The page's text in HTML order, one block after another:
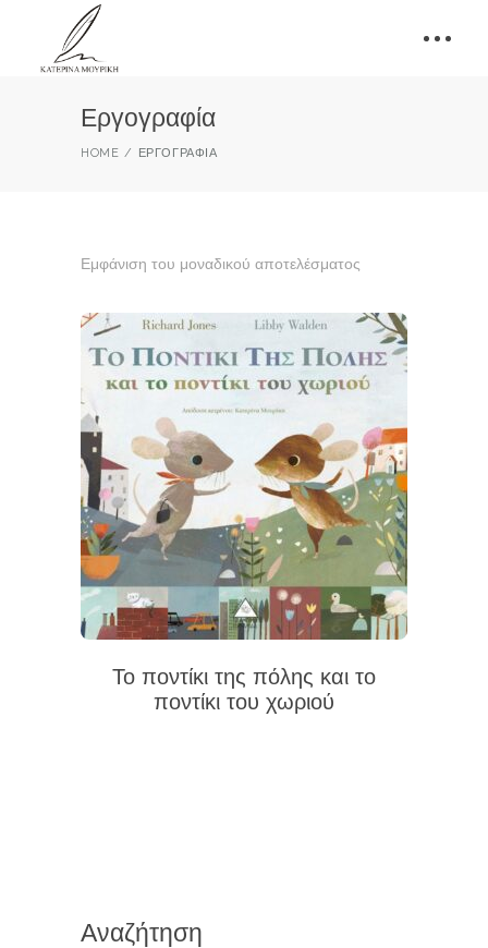
Εργογραφία
HOME ΕΡΓΟΓΡΑΦΊΑ
Εμφάνιση του μοναδικού αποτελέσματος
Το ποντίκι της πόλης και το
ποντίκι του χωριού
Αναζήτηση